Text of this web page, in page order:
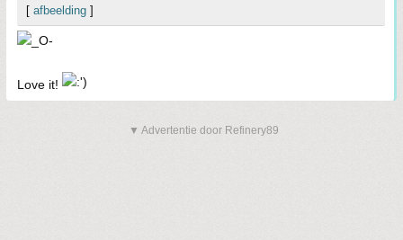
[ afbeelding ]
Love it!
▼ Advertentie door Refinery89